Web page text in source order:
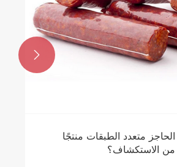
متعدد الطبقات منتجًا
من الاستكشاف؟
